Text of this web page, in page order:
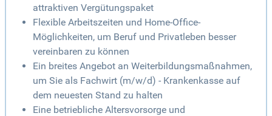
attraktiven Vergütungspaket
Flexible Arbeitszeiten und Home-Office-
Möglichkeiten, um Beruf und Privatleben besser
vereinbaren zu können
Ein breites Angebot an Weiterbildungsmaßnahmen,
um Sie als Fachwirt (m/w/d) - Krankenkasse auf
dem neuesten Stand zu halten
Eine betriebliche Altersvorsorge und